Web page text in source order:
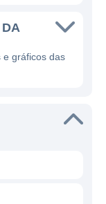
e gráficos das